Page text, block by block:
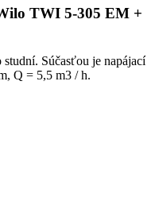
TWI 5-305 EM +
Súčasťou je napájací
Q = 5,5 m3 / h.